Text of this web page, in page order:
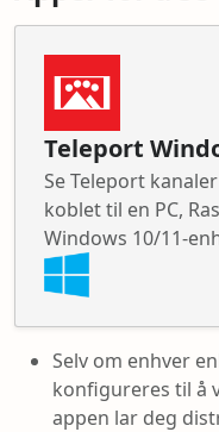
Teleport
Se Teleport kanaler
koblet til en PC,
Windows 10/11-
Selv om enhver
konfigureres til å
appen lar deg